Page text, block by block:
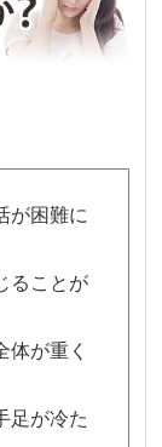
が困難に
ることが
体が重く
足が冷た